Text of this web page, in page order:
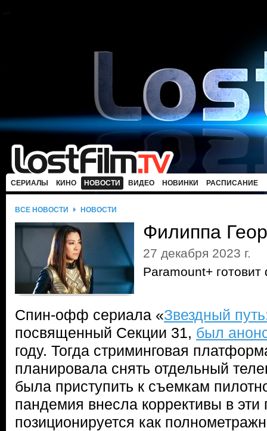
СЕРИАЛЫ КИНО НОВОСТИ ВИДЕО НОВИНКИ РАСПИСАНИЕ
ВСЕ НОВОСТИ НОВОСТИ
Филиппа
27 декабря 2023 г.
Paramount+
Спин-офф сериала «Звездный
посвященный Секции 31, был
году. Тогда стриминговая
планировала снять отдельный
была приступить к съемкам
пандемия внесла коррективы в
позиционируется как